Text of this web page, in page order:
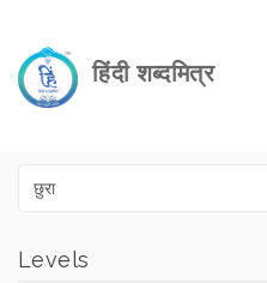
हिंदी शब्दमित्र
Levels